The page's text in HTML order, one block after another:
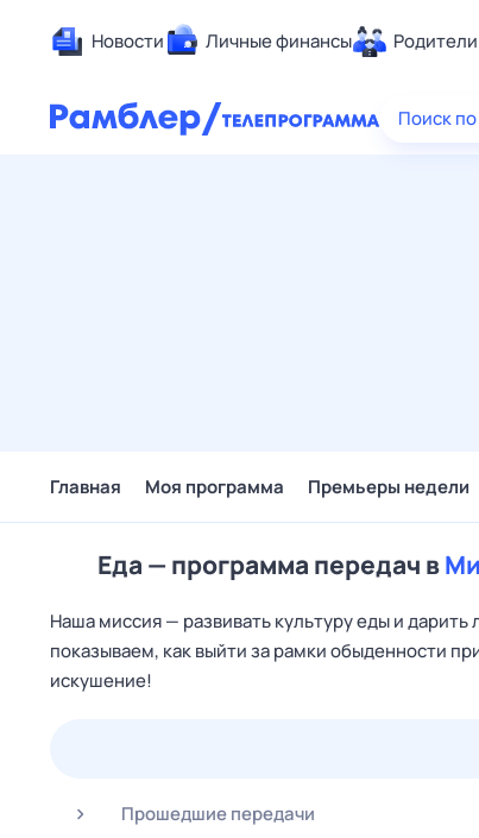
Новости Личные финансы
Поиск
Главная Моя программа Премьеры недели
Еда — программа передач в
Наша миссия — развивать культуру еды и
показываем, как выйти за рамки обыденности
искушение!
Прошедшие передачи